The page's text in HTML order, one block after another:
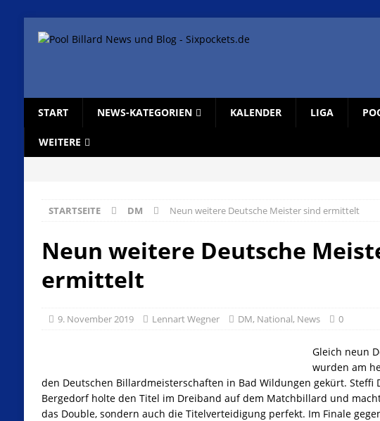
START NEWS-KATEGORIEN KALENDER LIGA
WEITERE
STARTSEITE DM Neun weitere Deutsche Meister sind ermittelt
Neun weitere Deutsche
ermittelt
9. November 2019 Lennart Wegner DM, National, News 0
Gleich neun
wurden am
den Deutschen Billardmeisterschaften in Bad Wildungen gekürt. Steffi
Bergedorf holte den Titel im Dreiband auf dem Matchbillard und
das Double, sondern auch die Titelverteidigung perfekt. Im Finale